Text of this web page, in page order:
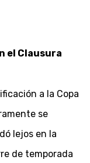
el Clausura
a la Copa
se
lejos en la
de temporada